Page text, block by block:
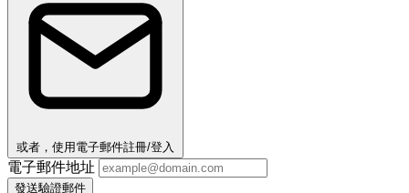
或者，使用電子郵件註冊/登入
電子郵件地址
發送驗證郵件